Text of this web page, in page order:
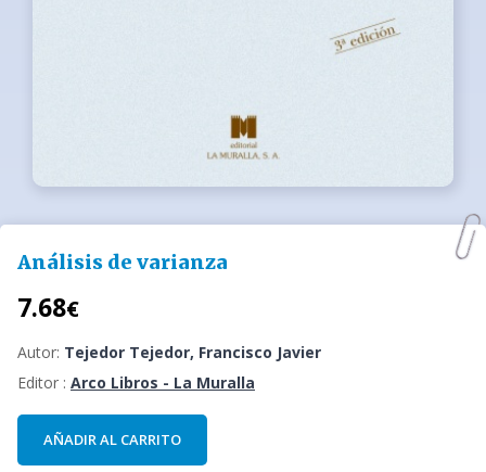
Análisis de varianza
7.68€
Autor: Tejedor Tejedor, Francisco Javier
Editor : Arco Libros - La Muralla
AÑADIR AL CARRITO